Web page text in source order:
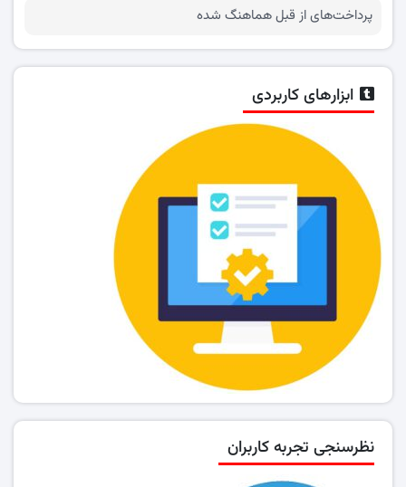
پرداخت‌های از قبل هماهنگ شده
ابزارهای کاربردی
نظرسنجی تجربه کاربران